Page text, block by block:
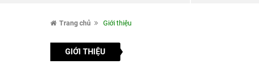
Trang chủ Giới thiệu
GIỚI THIỆU